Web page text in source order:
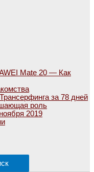
Mate 20 — Как
за 78 дней
роль
2019